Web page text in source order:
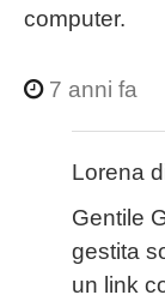
computer.
7 anni fa
Lorena
Gentile
gestita
un link